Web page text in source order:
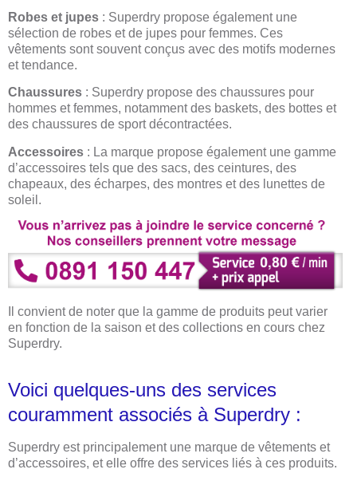
Robes et jupes : Superdry propose également une
sélection de robes et de jupes pour femmes. Ces
vêtements sont souvent conçus avec des motifs modernes
et tendance.
Chaussures : Superdry propose des chaussures pour
hommes et femmes, notamment des baskets, des bottes et
des chaussures de sport décontractées.
Accessoires : La marque propose également une gamme
d’accessoires tels que des sacs, des ceintures, des
chapeaux, des écharpes, des montres et des lunettes de
soleil.
Il convient de noter que la gamme de produits peut varier
en fonction de la saison et des collections en cours chez
Superdry.
Voici quelques-uns des services
couramment associés à Superdry :
Superdry est principalement une marque de vêtements et
d’accessoires, et elle offre des services liés à ces produits.